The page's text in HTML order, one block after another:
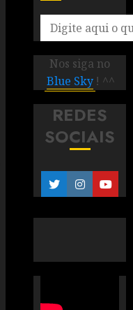
Nos siga no
Blue Sky ! ^^
REDES
SOCIAIS